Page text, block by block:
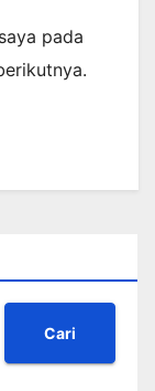
pada
Cari